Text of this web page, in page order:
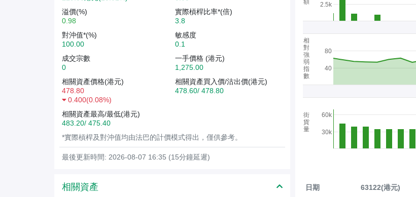
溢價(%)
0.98
實際槓桿比率*(倍)
3.8
對沖值*(%)
100.00
敏感度
0.1
成交宗數
0
一手價格 (港元)
1,275.00
相關資產價格(港元)
478.80
0.400(0.08%)
相關資產買入價/沽出價(港元)
478.60/ 478.80
相關資產最高/最低(港元)
483.20/ 475.40
*實際槓桿及對沖值均由法巴的計價模式得出，僅供參考。
最後更新時間: 2026-08-07 16:35 (15分鐘延遲)
相關資產
2.5k
40
80
30k
60k
相
對
強
弱
指
數
街
貨
量
日期 63122(港元)